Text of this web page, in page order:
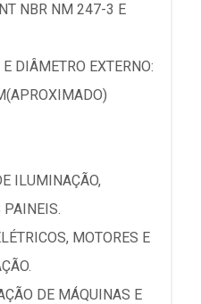
NBR NM 247-3 E
DIÂMETRO EXTERNO:
ILUMINAÇÃO,
PAINEIS.
MOTORES E
DE MÁQUINAS E